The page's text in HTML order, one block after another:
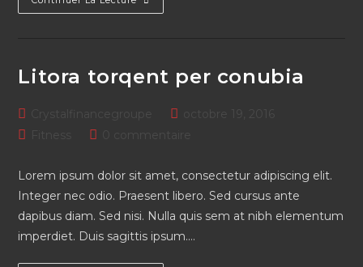
Litora torqent per conubia
Crystalfinancegroupe
octobre 19, 2016
Fitness
0 commentaire
Lorem ipsum dolor sit amet, consectetur adipiscing elit.
Integer nec odio. Praesent libero. Sed cursus ante
dapibus diam. Sed nisi. Nulla quis sem at nibh elementum
imperdiet. Duis sagittis ipsum.…